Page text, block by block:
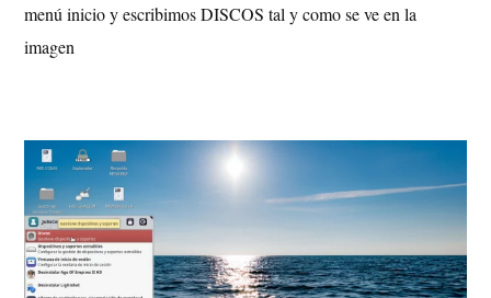
menú inicio y escribimos DISCOS tal y como se ve en la
imagen